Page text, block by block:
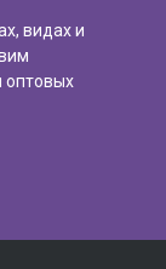
видах и
оптовых